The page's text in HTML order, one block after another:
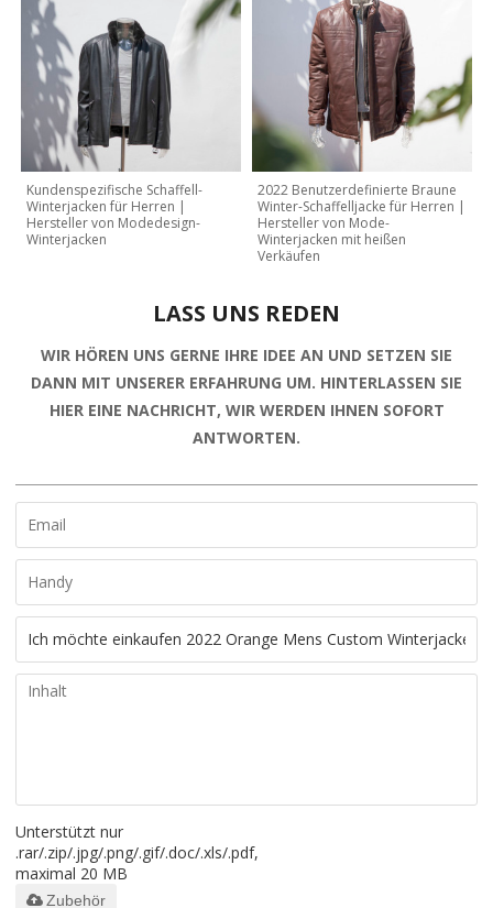
Kundenspezifische Schaffell-
Winterjacken für Herren |
Hersteller von Modedesign-
Winterjacken
2022 Benutzerdefinierte Braune
Winter-Schaffelljacke für Herren |
Hersteller von Mode-
Winterjacken mit heißen
Verkäufen
LASS UNS REDEN
WIR HÖREN UNS GERNE IHRE IDEE AN UND SETZEN SIE
DANN MIT UNSERER ERFAHRUNG UM. HINTERLASSEN SIE
HIER EINE NACHRICHT, WIR WERDEN IHNEN SOFORT
ANTWORTEN.
Unterstützt nur
.rar/.zip/.jpg/.png/.gif/.doc/.xls/.pdf,
maximal 20 MB
Zubehör